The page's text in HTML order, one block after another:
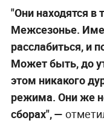
"Они находятся в
Межсезонье.
расслабиться, и
Может быть, до
этом никакого
режима. Они же
сборах", —